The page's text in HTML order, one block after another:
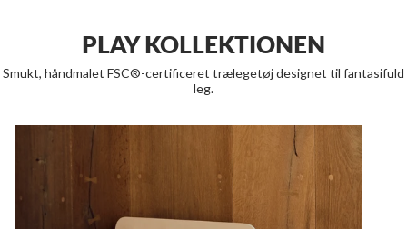
PLAY KOLLEKTIONEN
Smukt, håndmalet FSC®-certificeret trælegetøj designet til fantasifuld
leg.